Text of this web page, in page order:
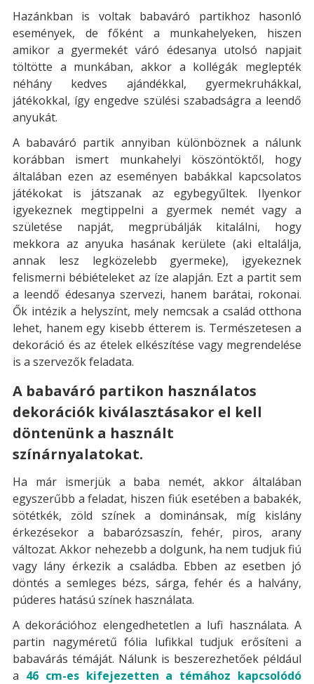
Hazánkban is voltak babaváró partikhoz hasonló
események, de főként a munkahelyeken, hiszen
amikor a gyermekét váró édesanya utolsó napjait
töltötte a munkában, akkor a kollégák meglepték
néhány kedves ajándékkal, gyermekruhákkal,
játékokkal, így engedve szülési szabadságra a leendő
anyukát.
A babaváró partik annyiban különböznek a nálunk
korábban ismert munkahelyi köszöntöktől, hogy
általában ezen az eseményen babákkal kapcsolatos
játékokat is játszanak az egybegyűltek. Ilyenkor
igyekeznek megtippelni a gyermek nemét vagy a
születése napját, megprübálják kitalálni, hogy
mekkora az anyuka hasának kerülete (aki eltalálja,
annak lesz legközelebb gyermeke), igyekeznek
felismerni bébiételeket az íze alapján. Ezt a partit sem
a leendő édesanya szervezi, hanem barátai, rokonai.
Ők intézik a helyszínt, mely nemcsak a család otthona
lehet, hanem egy kisebb étterem is. Természetesen a
dekoráció és az ételek elkészítése vagy megrendelése
is a szervezők feladata.
A babaváró partikon használatos
dekorációk kiválasztásakor el kell
döntenünk a használt
színárnyalatokat.
Ha már ismerjük a baba nemét, akkor általában
egyszerűbb a feladat, hiszen fiúk esetében a babakék,
sötétkék, zöld színek a dominánsak, míg kislány
érkezésekor a babarózsaszín, fehér, piros, arany
változat. Akkor nehezebb a dolgunk, ha nem tudjuk fiú
vagy lány érkezik a családba. Ebben az esetben jó
döntés a semleges bézs, sárga, fehér és a halvány,
púderes hatású színek használata.
A dekorációhoz elengedhetetlen a lufi használata. A
partin nagyméretű fólia lufikkal tudjuk erősíteni a
babavárás témáját. Nálunk is beszerezhetőek például
a 46 cm-es kifejezetten a témához kapcsolódó